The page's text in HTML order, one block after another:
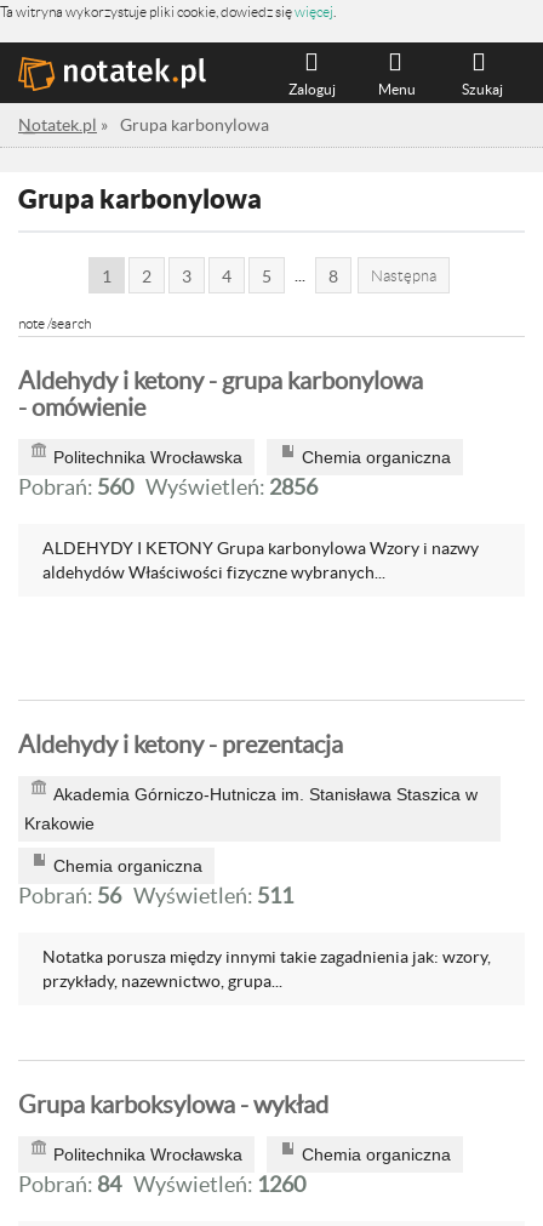
Ta witryna wykorzystuje pliki cookie, dowiedz sięwięcej
Szukaj
Menu
Zaloguj
Notatek.pl » Grupa karbonylowa
Grupa karbonylowa
1 2 3 4 5 8 Następna
note /search
Aldehydy i ketony - grupa karbonylowa
- omówienie
Politechnika Wrocławska Chemia organiczna
Pobrań: 560 Wyświetleń: 2856
ALDEHYDY I KETONY Grupa karbonylowa Wzory i nazwy
aldehydów Właściwości fizyczne wybranych...
Aldehydy i ketony - prezentacja
Akademia Górniczo-Hutnicza im. Stanisława Staszica w
Krakowie
Chemia organiczna
Pobrań: 56 Wyświetleń: 511
Notatka porusza między innymi takie zagadnienia jak: wzory,
przykłady, nazewnictwo, grupa...
Grupa karboksylowa - wykład
Politechnika Wrocławska Chemia organiczna
Pobrań: 84 Wyświetleń: 1260